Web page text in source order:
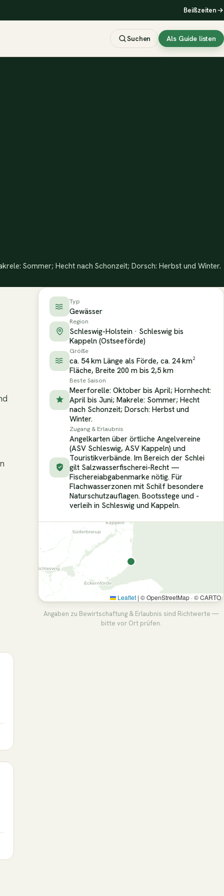
Beißzeiten
Suchen Als Guide listen
Sommer; Hecht nach Schonzeit; Dorsch: Herbst und Winter.
Typ
Gewässer
Region
Schleswig-Holstein · Schleswig bis
Kappeln (Ostseeförde)
Größe
ca. 54 km Länge als Förde, ca. 24 km²
Fläche, Breite 200 m bis 2,5 km
Beste Saison
Meerforelle: Oktober bis April; Hornhecht:
April bis Juni; Makrele: Sommer; Hecht
nach Schonzeit; Dorsch: Herbst und
Winter.
Zugang & Erlaubnis
Angelkarten über örtliche Angelvereine
(ASV Schleswig, ASV Kappeln) und
Touristikverbände. Im Bereich der Schlei
gilt Salzwasserfischerei-Recht —
Fischereiabgabenmarke nötig. Für
Flachwasserzonen mit Schilf besondere
Naturschutzauflagen. Bootsstege und -
verleih in Schleswig und Kappeln.
Leaflet | © OpenStreetMap · © CARTO
Angaben zu Bewirtschaftung & Erlaubnis sind Richtwerte —
bitte vor Ort prüfen.